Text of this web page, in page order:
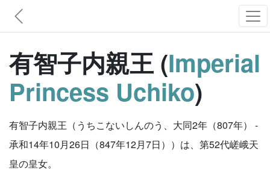
有智子内親王 (Imperial
Princess Uchiko)
有智子内親王（うちこないしんのう、大同2年（807年） -
承和14年10月26日（847年12月7日））は、第52代嵯峨天
皇の皇女。